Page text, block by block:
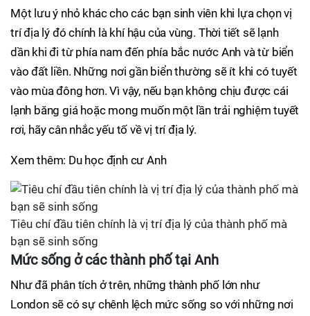
Một lưu ý nhỏ khác cho các bạn sinh viên khi lựa chọn vị
trí địa lý đó chính là khí hậu của vùng. Thời tiết sẽ lạnh
dần khi đi từ phía nam đến phía bắc nước Anh và từ biển
vào đất liền. Những nơi gần biển thường sẽ ít khi có tuyết
vào mùa đông hơn. Vì vậy, nếu bạn không chịu được cái
lạnh băng giá hoặc mong muốn một lần trải nghiệm tuyết
rơi, hãy cân nhắc yếu tố về vị trí địa lý.
Xem thêm: Du học định cư Anh
Tiêu chí đầu tiên chính là vị trí địa lý của thành phố mà
bạn sẽ sinh sống
Mức sống ở các thành phố tại Anh
Như đã phân tích ở trên, những thành phố lớn như
London sẽ có sự chênh lệch mức sống so với những nơi